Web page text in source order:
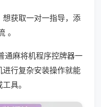
获取一对一指导，添
。
通麻将机程序控牌器一
行复杂安装操作就能
具。